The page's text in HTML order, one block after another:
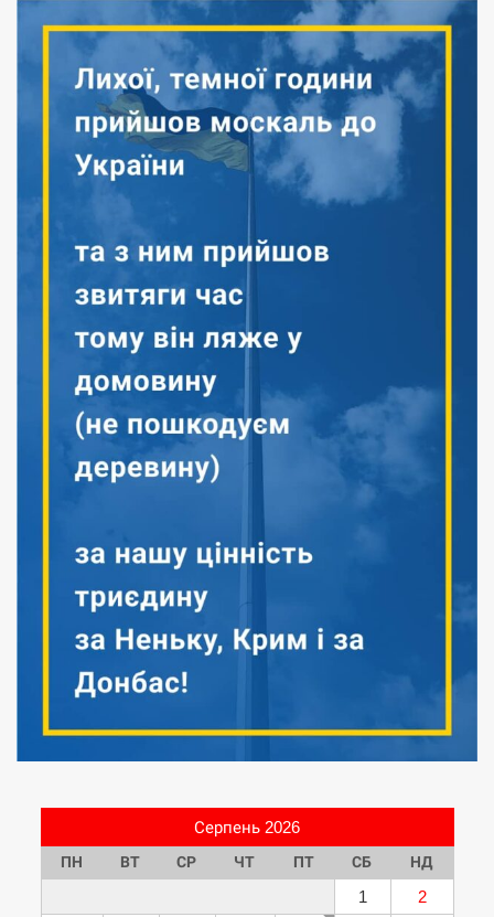
Серпень 2026
ПН ВТ СР ЧТ ПТ СБ НД
1
2